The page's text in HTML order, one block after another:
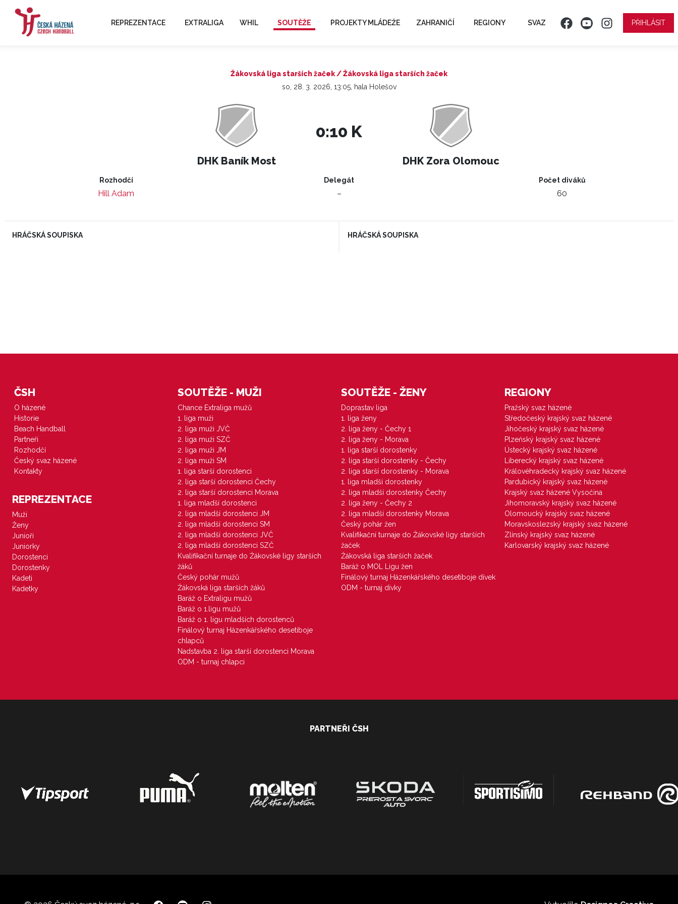
REPREZENTACE EXTRALIGA WHIL SOUTĚŽE PROJEKTY MLÁDEŽE ZAHRANIČÍ REGIONY SVAZ PŘIHLÁSIT
Žákovská liga starších žaček / Žákovská liga starších žaček
so, 28. 3. 2026, 13:05, hala Holešov
DHK Baník Most
0:10 K
DHK Zora Olomouc
Rozhodčí
Hill Adam
Delegát
–
Počet diváků
60
HRÁČSKÁ SOUPISKA HRÁČSKÁ SOUPISKA
ČSH
O házené
Historie
Beach Handball
Partneři
Rozhodčí
Český svaz házené
Kontakty
REPREZENTACE
Muži
Ženy
Junioři
Juniorky
Dorostenci
Dorostenky
Kadeti
Kadetky
SOUTĚŽE - MUŽI
Chance Extraliga mužů
1. liga muži
2. liga muži JVČ
2. liga muži SZČ
2. liga muži JM
2. liga muži SM
1. liga starší dorostenci
2. liga starší dorostenci Čechy
2. liga starší dorostenci Morava
1. liga mladší dorostenci
2. liga mladší dorostenci JM
2. liga mladší dorostenci SM
2. liga mladší dorostenci JVČ
2. liga mladší dorostenci SZČ
Kvalifikační turnaje do Žákovské ligy starších
žáků
Český pohár mužů
Žákovská liga starších žáků
Baráž o Extraligu mužů
Baráž o 1.ligu mužů
Baráž o 1. ligu mladších dorostenců
Finálový turnaj Házenkářského desetiboje
chlapců
Nadstavba 2. liga starší dorostenci Morava
ODM - turnaj chlapci
SOUTĚŽE - ŽENY
Doprastav liga
1. liga ženy
2. liga ženy - Čechy 1
2. liga ženy - Morava
1. liga starší dorostenky
2. liga starší dorostenky - Čechy
2. liga starší dorostenky - Morava
1. liga mladší dorostenky
2. liga mladší dorostenky Čechy
2. liga ženy - Čechy 2
2. liga mladší dorostenky Morava
Český pohár žen
Kvalifikační turnaje do Žákovské ligy starších
žaček
Žákovská liga starších žaček
Baráž o MOL Ligu žen
Finálový turnaj Házenkářského desetiboje dívek
ODM - turnaj dívky
REGIONY
Pražský svaz házené
Středočeský krajský svaz házené
Jihočeský krajský svaz házené
Plzeňský krajský svaz házené
Ústecký krajský svaz házené
Liberecký krajský svaz házené
Královéhradecký krajský svaz házené
Pardubický krajský svaz házené
Krajský svaz házené Vysočina
Jihomoravský krajský svaz házené
Olomoucký krajský svaz házené
Moravskoslezský krajský svaz házené
Zlínský krajský svaz házené
Karlovarský krajský svaz házené
PARTNEŘI ČSH